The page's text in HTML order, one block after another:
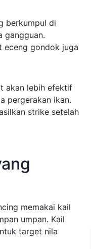
berkumpul di
gangguan.
eceng gondok juga
akan lebih efektif
pergerakan ikan.
strike setelah
memakai kail
umpan. Kail
target nila